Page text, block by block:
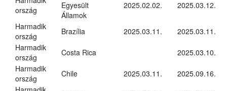
ország
Egyesült
Államok
2025.02.02. 2025.03.12.
Harmadik
ország
Brazília 2025.03.11.
2025.03.11.
Harmadik
ország
Costa Rica
2025.03.10.
Harmadik
ország
Chile 2025.03.11.
2025.09.16.